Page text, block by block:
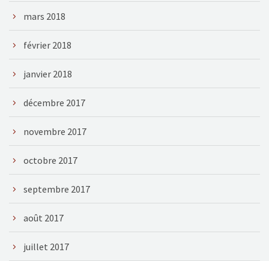
mars 2018
février 2018
janvier 2018
décembre 2017
novembre 2017
octobre 2017
septembre 2017
août 2017
juillet 2017